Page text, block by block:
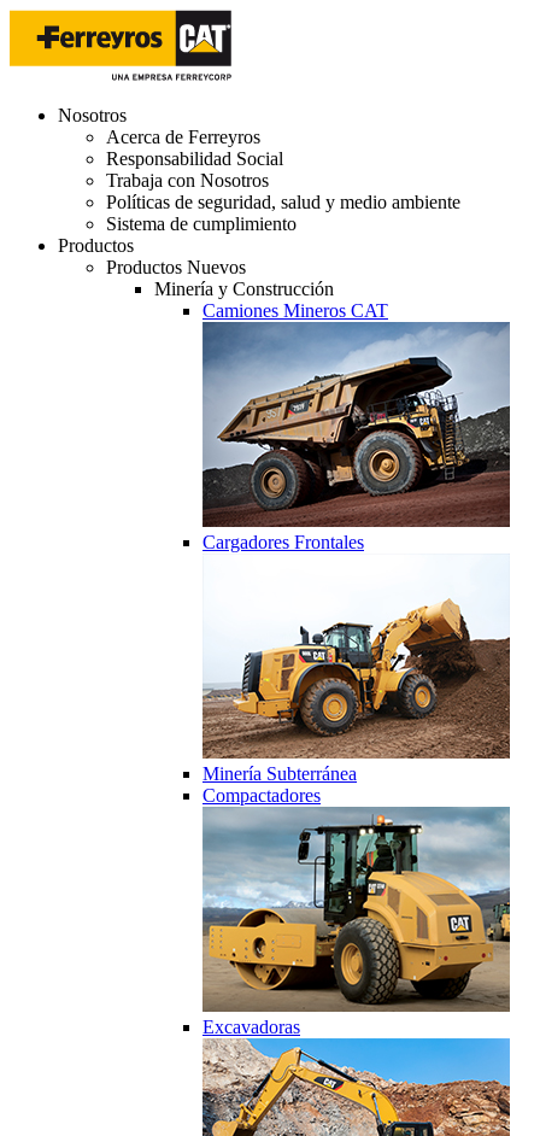
Nosotros
Acerca de Ferreyros
Responsabilidad Social
Trabaja con Nosotros
Políticas de seguridad, salud y medio ambiente
Sistema de cumplimiento
Productos
Productos Nuevos
Minería y Construcción
Camiones Mineros CAT
Cargadores Frontales
Minería Subterránea
Compactadores
Excavadoras